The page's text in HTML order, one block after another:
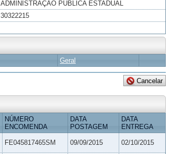
ADMINISTRAÇÃO PÚBLICA ESTADUAL
30322215
Geral
NÚMERO
ENCOMENDA
DATA
POSTAGEM
DATA
ENTREGA
FE045817465SM 09/09/2015 02/10/2015